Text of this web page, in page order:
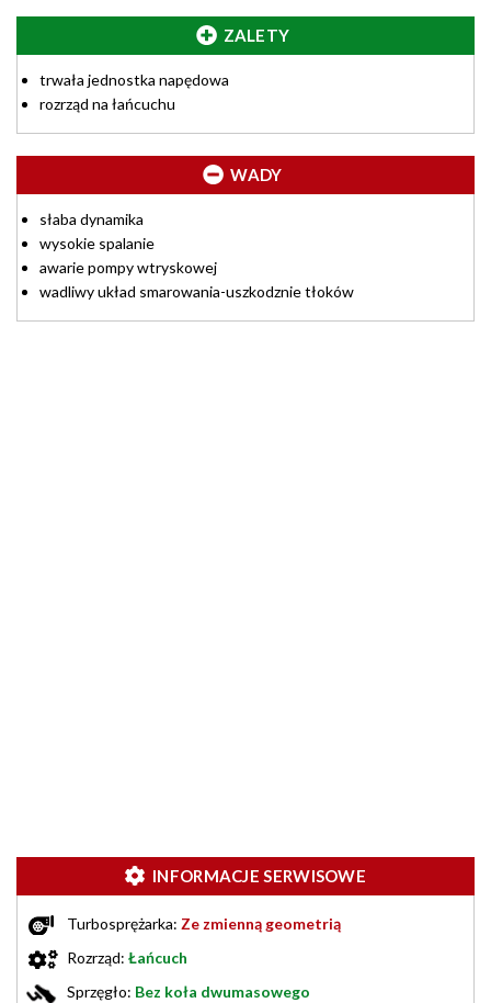
ZALETY
trwała jednostka napędowa
rozrząd na łańcuchu
WADY
słaba dynamika
wysokie spalanie
awarie pompy wtryskowej
wadliwy układ smarowania-uszkodznie tłoków
INFORMACJE SERWISOWE
Turbosprężarka: Ze zmienną geometrią
Rozrząd: Łańcuch
Sprzęgło: Bez koła dwumasowego